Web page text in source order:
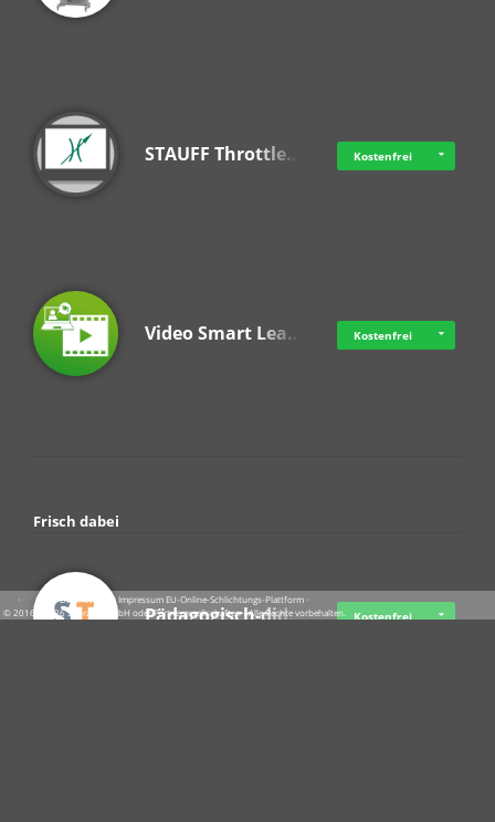
STAUFF Throttle… Kostenfrei
Video Smart Lea… Kostenfrei
Frisch dabei
Pädagogisch-did… Kostenfrei
· · ·Datenschutz ·Impressum EU-Online-Schlichtungs-Plattform·
© 2016 - 2026 SupraTix GmbH oder Partnergesellschaften - Alle Rechte vorbehalten.